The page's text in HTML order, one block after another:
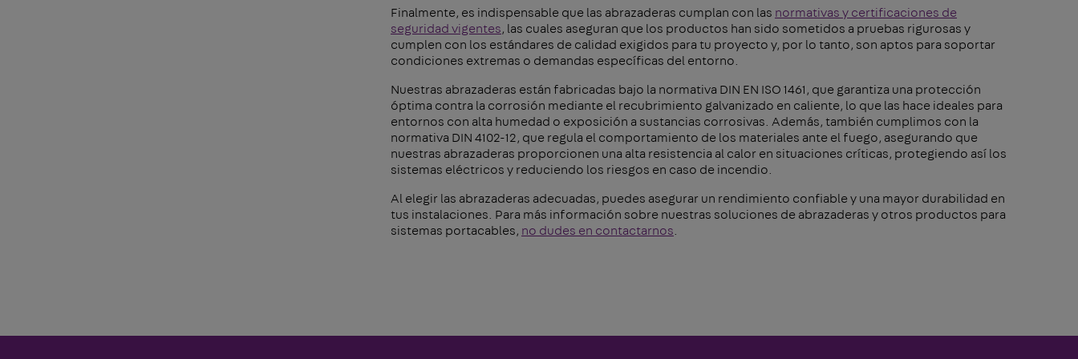
Finalmente, es indispensable que las abrazaderas cumplan con las normativas y certificaciones de
seguridad vigentes, las cuales aseguran que los productos han sido sometidos a pruebas rigurosas y
cumplen con los estándares de calidad exigidos para tu proyecto y, por lo tanto, son aptos para soportar
condiciones extremas o demandas específicas del entorno.
Nuestras abrazaderas están fabricadas bajo la normativa DIN EN ISO 1461, que garantiza una protección
óptima contra la corrosión mediante el recubrimiento galvanizado en caliente, lo que las hace ideales para
entornos con alta humedad o exposición a sustancias corrosivas. Además, también cumplimos con la
normativa DIN 4102-12, que regula el comportamiento de los materiales ante el fuego, asegurando que
nuestras abrazaderas proporcionen una alta resistencia al calor en situaciones críticas, protegiendo así los
sistemas eléctricos y reduciendo los riesgos en caso de incendio.
Al elegir las abrazaderas adecuadas, puedes asegurar un rendimiento confiable y una mayor durabilidad en
tus instalaciones. Para más información sobre nuestras soluciones de abrazaderas y otros productos para
sistemas portacables, no dudes en contactarnos